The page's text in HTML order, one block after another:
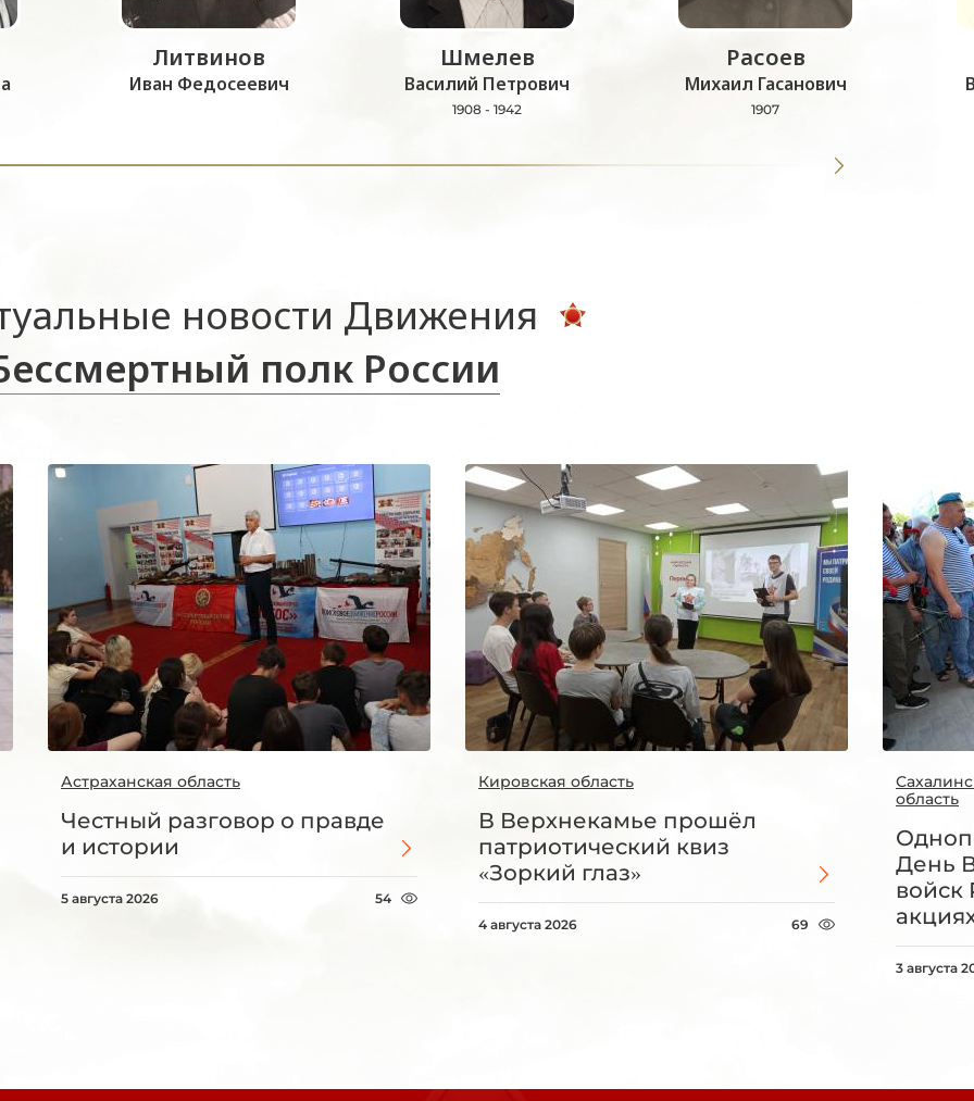
Литвинов
Иван Федосеевич
Шмелев
Василий Петрович
1908 - 1942
Расоев
Михаил Гасанович
1907
новости Движения
полк России
Астраханская область
Честный разговор о правде
и истории
5 августа 2026 54
Кировская область
В Верхнекамье прошёл
патриотический квиз
«Зоркий глаз»
4 августа 2026 69
область
День
войск
3 августа